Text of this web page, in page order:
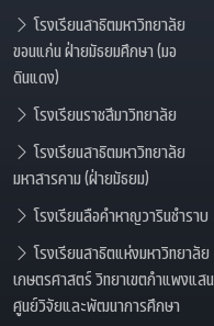
โรงเรียนสาธิตมหาวิทยาลัย
ขอนแก่น ฝ่ายมัธยมศึกษา (มอ
ดินแดง)
โรงเรียนราชสีมาวิทยาลัย
โรงเรียนสาธิตมหาวิทยาลัย
มหาสารคาม (ฝ่ายมัธยม)
โรงเรียนลือคำหาญวารินชำราบ
โรงเรียนสาธิตแห่งมหาวิทยาลัย
เกษตรศาสตร์ วิทยาเขตกำแพงแสน
ศูนย์วิจัยและพัฒนาการศึกษา